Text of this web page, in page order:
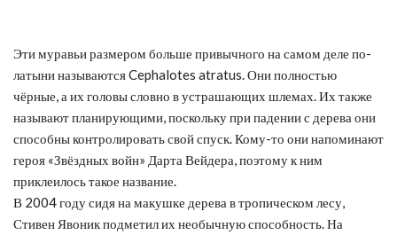
Эти муравьи размером больше привычного на самом деле по-
латыни называются Cephalotes atratus. Они полностью
чёрные, а их головы словно в устрашающих шлемах. Их также
называют планирующими, поскольку при падении с дерева они
способны контролировать свой спуск. Кому-то они напоминают
героя «Звёздных войн» Дарта Вейдера, поэтому к ним
приклеилось такое название.
В 2004 году сидя на макушке дерева в тропическом лесу,
Стивен Явоник подметил их необычную способность. На